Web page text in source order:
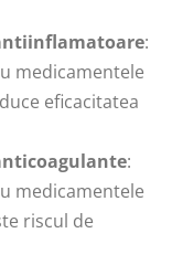
:
medicamentele
eficacitatea
:
medicamentele
riscul de